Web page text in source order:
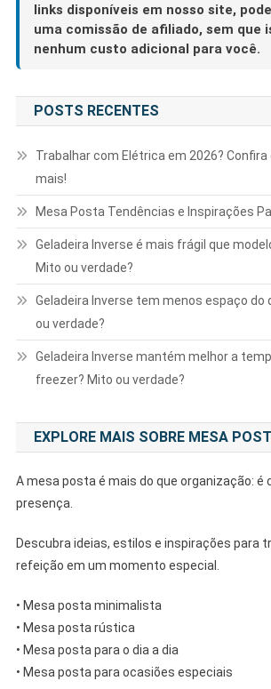
links disponíveis em nosso site,
uma comissão de afiliado, sem que
nenhum custo adicional para você.
POSTS RECENTES
Trabalhar com Elétrica em 2026? Confira
mais!
Mesa Posta Tendências e Inspirações
Geladeira Inverse é mais frágil que
Mito ou verdade?
Geladeira Inverse tem menos espaço do
ou verdade?
Geladeira Inverse mantém melhor a
freezer? Mito ou verdade?
EXPLORE MAIS SOBRE MESA
A mesa posta é mais do que organização: é
presença.
Descubra ideias, estilos e inspirações para
refeição em um momento especial.
• Mesa posta minimalista
• Mesa posta rústica
• Mesa posta para o dia a dia
• Mesa posta para ocasiões especiais